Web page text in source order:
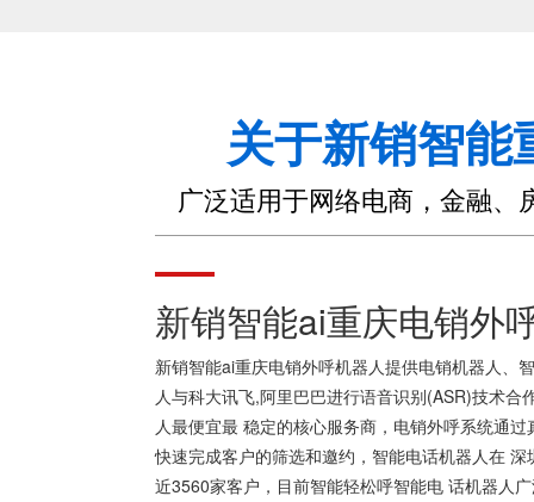
关于新销智
广泛适用于网络电商，金融
新销智能ai重庆电销外
新销智能ai重庆电销外呼机器人提供电销机器人、
人与科大讯飞,阿里巴巴进行语音识别(ASR)技术
人最便宜最 稳定的核心服务商，电销外呼系统通
快速完成客户的筛选和邀约，智能电话机器人在
近3560家客户，目前智能轻松呼智能电 话机器人